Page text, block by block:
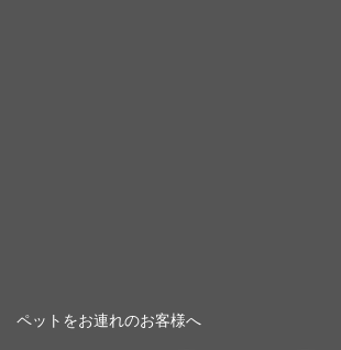
ペットをお連れのお客様へ